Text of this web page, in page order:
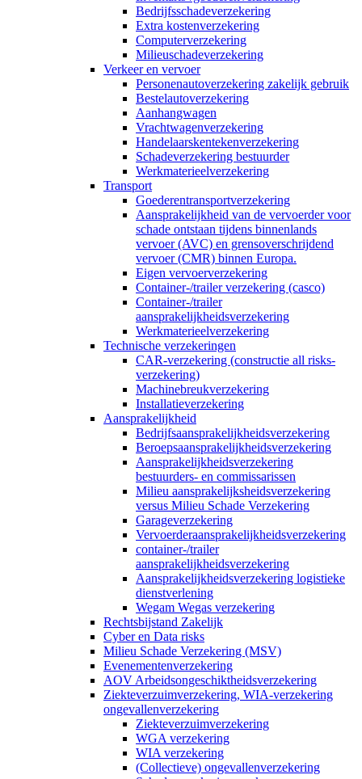
Bedrijfsschadeverzekering
Extra kostenverzekering
Computerverzekering
Milieuschadeverzekering
Verkeer en vervoer
Personenautoverzekering zakelijk gebruik
Bestelautoverzekering
Aanhangwagen
Vrachtwagenverzekering
Handelaarskentekenverzekering
Schadeverzekering bestuurder
Werkmaterieelverzekering
Transport
Goederentransportverzekering
Aansprakelijkheid van de vervoerder voor
schade ontstaan tijdens binnenlands
vervoer (AVC) en grensoverschrijdend
vervoer (CMR) binnen Europa.
Eigen vervoerverzekering
Container-/trailer verzekering (casco)
Container-/trailer
aansprakelijkheidsverzekering
Werkmaterieelverzekering
Technische verzekeringen
CAR-verzekering (constructie all risks-
verzekering)
Machinebreukverzekering
Installatieverzekering
Aansprakelijkheid
Bedrijfsaansprakelijkheidsverzekering
Beroepsaansprakelijkheidsverzekering
Aansprakelijkheidsverzekering
bestuurders- en commissarissen
Milieu aansprakelijksheidsverzekering
versus Milieu Schade Verzekering
Garageverzekering
Vervoerderaansprakelijkheidsverzekering
container-/trailer
aansprakelijkheidsverzekering
Aansprakelijkheidsverzekering logistieke
dienstverlening
Wegam Wegas verzekering
Rechtsbijstand Zakelijk
Cyber en Data risks
Milieu Schade Verzekering (MSV)
Evenementenverzekering
AOV Arbeidsongeschiktheidsverzekering
Ziekteverzuimverzekering, WIA-verzekering
ongevallenverzekering
Ziekteverzuimverzekering
WGA verzekering
WIA verzekering
(Collectieve) ongevallenverzekering